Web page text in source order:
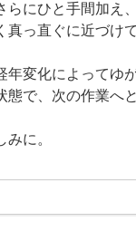
らにひと手間加え
っ直ぐに近づけ
年変化によってゆ
態で、次の作業へ
に。